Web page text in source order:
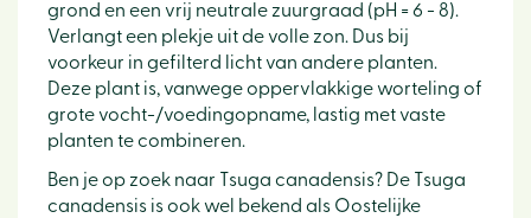
grond en een vrij neutrale zuurgraad (pH = 6 - 8).
Verlangt een plekje uit de volle zon. Dus bij
voorkeur in gefilterd licht van andere planten.
Deze plant is, vanwege oppervlakkige worteling of
grote vocht-/voedingopname, lastig met vaste
planten te combineren.
Ben je op zoek naar Tsuga canadensis? De Tsuga
canadensis is ook wel bekend als Oostelijke